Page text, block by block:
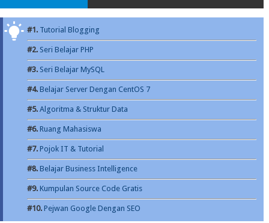
#1. Tutorial Blogging
#2. Seri Belajar PHP
#3. Seri Belajar MySQL
#4. Belajar Server Dengan CentOS 7
#5. Algoritma & Struktur Data
#6. Ruang Mahasiswa
#7. Pojok IT & Tutorial
#8. Belajar Business Intelligence
#9. Kumpulan Source Code Gratis
#10. Pejwan Google Dengan SEO